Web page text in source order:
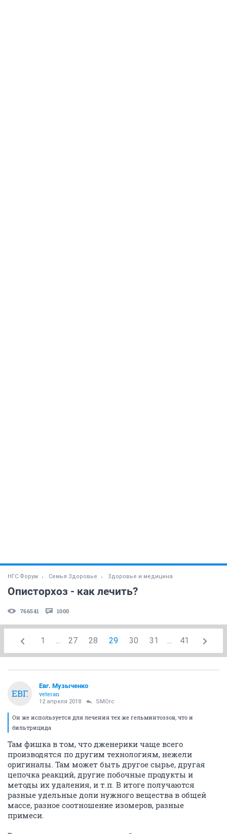
НГС.Форум Семья Здоровье Здоровье и медицина
Описторхоз - как лечить?
766541 1000
1 ... 27 28 29 30 31 ... 41
ЕВГ.
Евг. Музыченко
veteran
12 апреля 2018 SMOrc
Он же используется для лечения тех же гельминтоззов, что и
бильтрицида
Там фишка в том, что дженерики чаще всего
производятся по другим технологиям, нежели
оригиналы. Там может быть другое сырье, другая
цепочка реакций, другие побочные продукты и
методы их удаления, и т.п. В итоге получаются
разные удельные доли нужного вещества в общей
массе, разное соотношение изомеров, разные
примеси.